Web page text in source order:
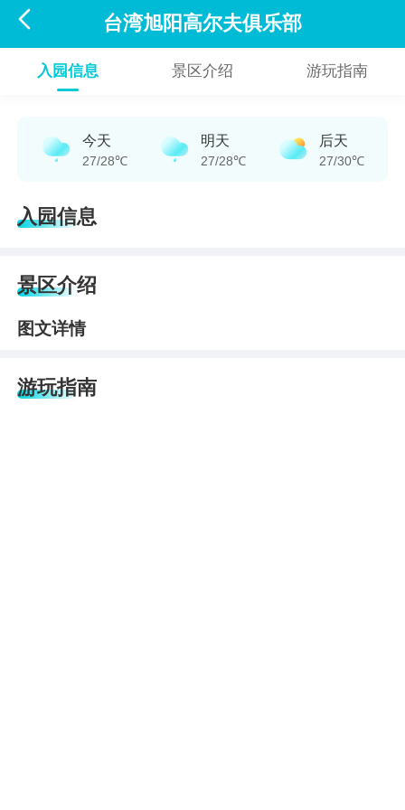
 台湾旭阳高尔夫俱乐部
入园信息 景区介绍 游玩指南
今天
27/28℃
明天
27/28℃
后天
27/30℃
入园信息
景区介绍
图文详情
游玩指南